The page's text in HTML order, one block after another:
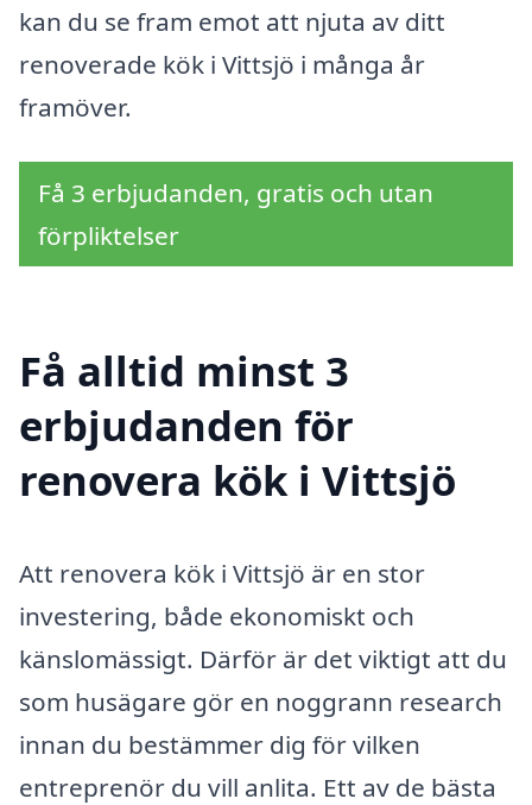
kan du se fram emot att njuta av ditt
renoverade kök i Vittsjö i många år
framöver.
Få 3 erbjudanden, gratis och utan
förpliktelser
Få alltid minst 3
erbjudanden för
renovera kök i Vittsjö
Att renovera kök i Vittsjö är en stor
investering, både ekonomiskt och
känslomässigt. Därför är det viktigt att du
som husägare gör en noggrann research
innan du bestämmer dig för vilken
entreprenör du vill anlita. Ett av de bästa